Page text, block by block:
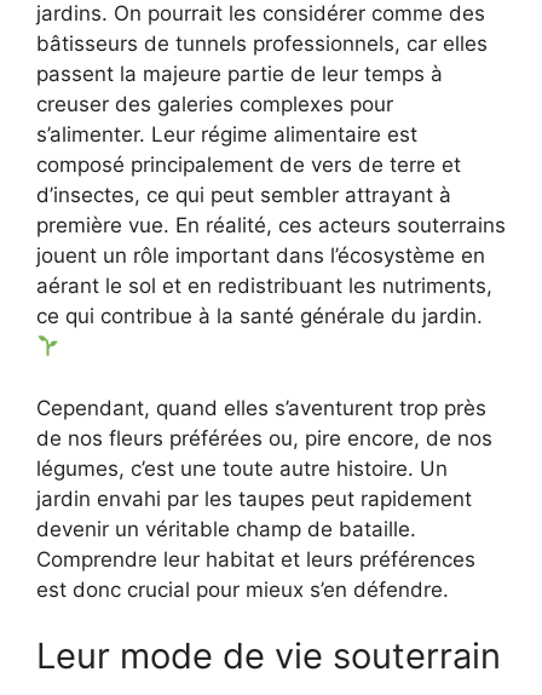
jardins. On pourrait les considérer comme des
bâtisseurs de tunnels professionnels, car elles
passent la majeure partie de leur temps à
creuser des galeries complexes pour
s’alimenter. Leur régime alimentaire est
composé principalement de vers de terre et
d’insectes, ce qui peut sembler attrayant à
première vue. En réalité, ces acteurs souterrains
jouent un rôle important dans l’écosystème en
aérant le sol et en redistribuant les nutriments,
ce qui contribue à la santé générale du jardin.
Cependant, quand elles s’aventurent trop près
de nos fleurs préférées ou, pire encore, de nos
légumes, c’est une toute autre histoire. Un
jardin envahi par les taupes peut rapidement
devenir un véritable champ de bataille.
Comprendre leur habitat et leurs préférences
est donc crucial pour mieux s’en défendre.
Leur mode de vie souterrain